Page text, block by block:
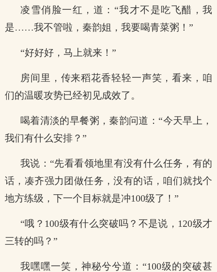
凌雪俏脸一红，道：“我才不是吃飞醋，我
是……我不管啦，秦韵姐，我要喝青菜粥！”
“好好好，马上就来！”
房间里，传来稻花香轻轻一声笑，看来，咱
们的温暖攻势已经初见成效了。
喝着清淡的早餐粥，秦韵问道：“今天早上，
我们有什么安排？”
我说：“先看看领地里有没有什么任务，有的
话，凑齐强力团做任务，没有的话，咱们就找个
地方练级，下一个目标就是冲100级了！”
“哦？100级有什么突破吗？不是说，120级才
三转的吗？”
我嘿嘿一笑，神秘兮兮道：“100级的突破甚